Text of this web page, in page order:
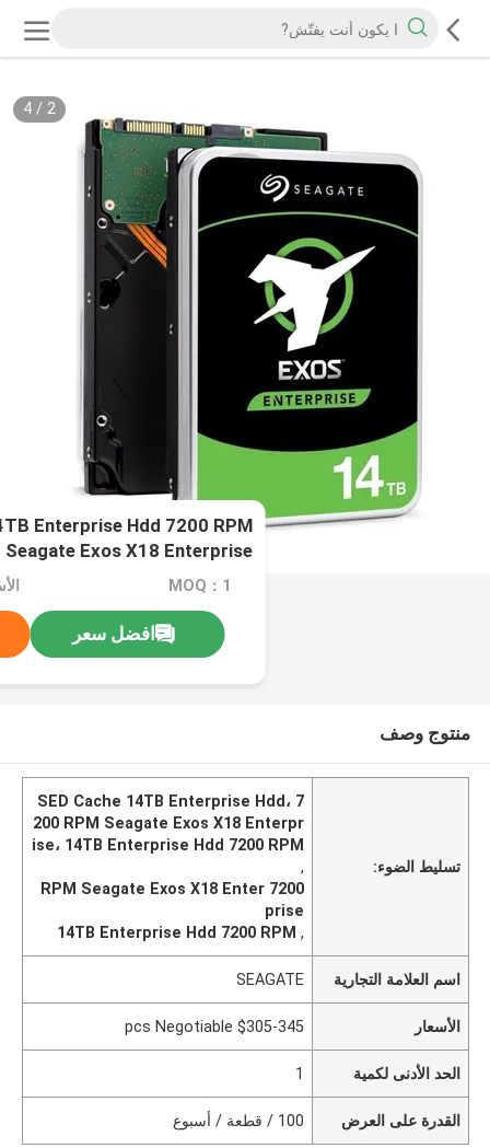
2
/
4
Enterprise Hdd 7200 RPM
Seagate Exos X18 Enterprise
MOQ：1
افضل سعر
منتوج وصف
تسليط الضوء:
SED Cache 14TB Enterprise Hdd، 7
200 RPM Seagate Exos X18 Enterpr
ise، 14TB Enterprise Hdd 7200 RPM
,
7200 RPM Seagate Exos X18 Enter
prise
,
14TB Enterprise Hdd 7200 RPM
اسم العلامة التجارية SEAGATE
الأسعار $305-345 pcs Negotiable
الحد الأدنى لكمية 1
القدرة على العرض 100 / قطعة / أسبوع